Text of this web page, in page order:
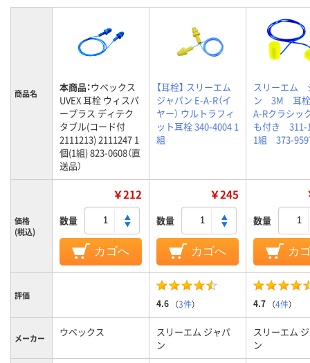
商品名 本商品：ウベックス
UVEX 耳栓 ウィスパ
ープラス ディテク
タブル(コード付
2111213) 2111247 1
個(1組) 823-0608（直
送品）
【耳栓】 スリーエム
ジャパン E-A-R（イ
ヤー） ウルトラフィ
ット耳栓 340-4004 1
組
スリーエム
ン 3M 耳
A-Rクラシ
も付き
1組 373-
価格
(税込)
￥212
数量
カゴへ
￥245
数量
カゴへ
数量
カ
評価
4.6 （3件） 4.7 （4件）
メーカー ウベックス
スリーエム ジャパ
ン
スリーエム
ン